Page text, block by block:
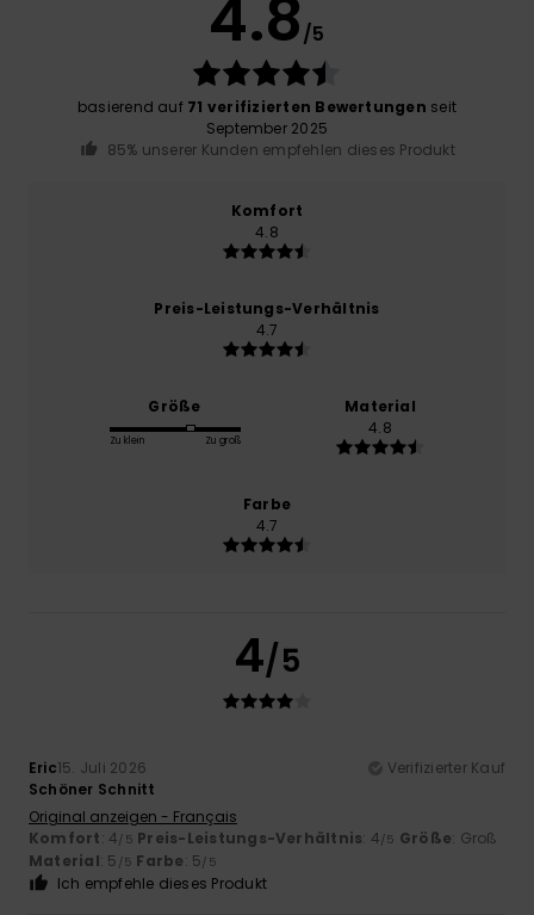
4.8/5
basierend auf 71 verifizierten Bewertungen seit
September 2025
85% unserer Kunden empfehlen dieses Produkt
Komfort
4.8
Preis-Leistungs-Verhältnis
4.7
Größe
Zu klein Zu groß
Material
4.8
Farbe
4.7
4/5
Eric15. Juli 2026
Verifizierter Kauf
Schöner Schnitt
Original anzeigen - Français
Komfort: 4/5 Preis-Leistungs-Verhältnis: 4/5 Größe: Groß
Material: 5 /5 Farbe: 5/5
Ich empfehle dieses Produkt